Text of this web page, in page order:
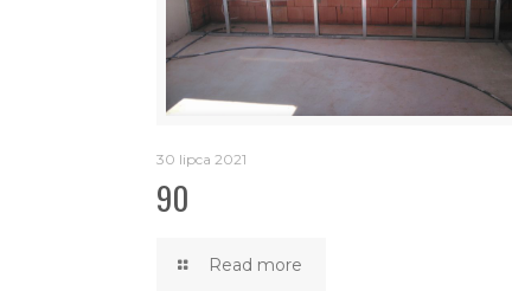
30 lipca 2021
90
Read more